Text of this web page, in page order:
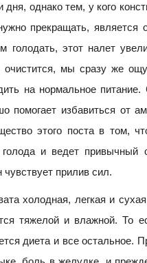
дня, однако тем, у кого
прекращать,
голодать, этот налет
очистится, мы сразу же
на нормальное
помогает избавиться от
этого поста в том,
голода и ведет
чувствует прилив сил.
холодная, легкая и
тяжелой и влажной. То
диета и все остальное.